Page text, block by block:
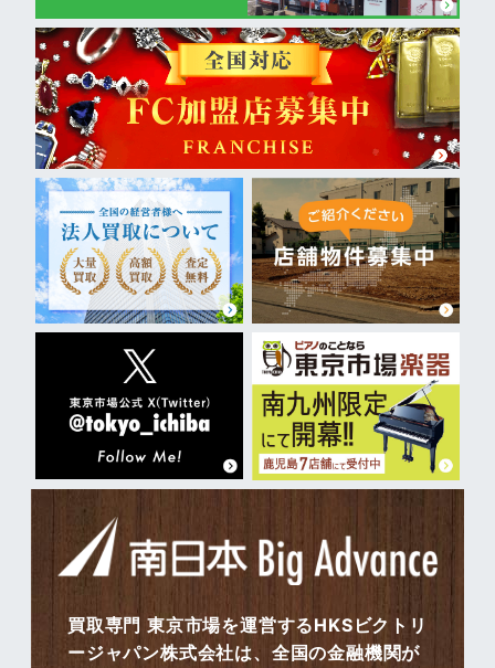
買取専門 東京市場を運営するHKSビクトリ
ージャパン株式会社は、全国の金融機関が